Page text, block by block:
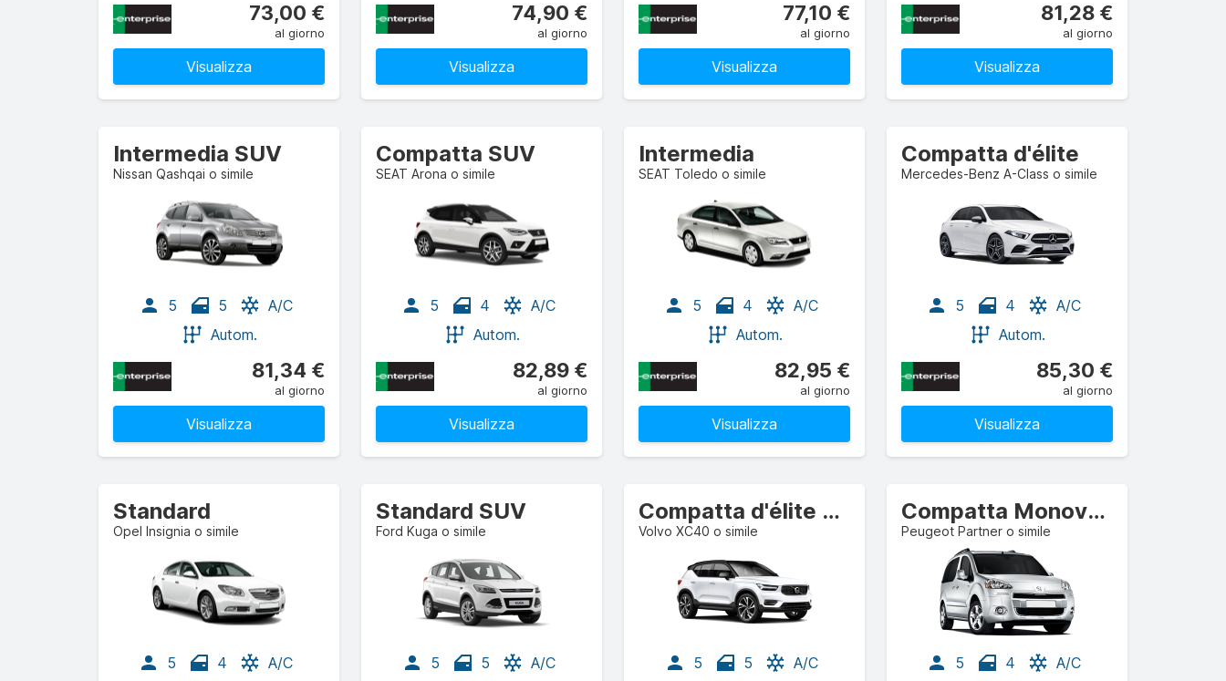
73,00 €
al giorno
Visualizza
74,90 €
al giorno
Visualizza
77,10 €
al giorno
Visualizza
81,28 €
al giorno
Visualizza
Intermedia SUV
Nissan Qashqai o simile
5 5
A/C
Autom.
81,34 €
al giorno
Visualizza
Compatta SUV
SEAT Arona o simile
5 4
A/C
Autom.
82,89 €
al giorno
Visualizza
Intermedia
SEAT Toledo o simile
5 4
A/C
Autom.
82,95 €
al giorno
Visualizza
Compatta d'élite
Mercedes-Benz A-Class o simile
5 4
A/C
Autom.
85,30 €
al giorno
Visualizza
Standard
Opel Insignia o simile
5 4
A/C
Standard SUV
Ford Kuga o simile
5 5
A/C
Compatta d'élite SUV
Volvo XC40 o simile
5 5
A/C
Compatta Monovolume
Peugeot Partner o simile
5 4
A/C